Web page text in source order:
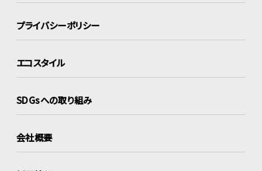
プライバシーポリシー
エコスタイル
SDGsへの取り組み
会社概要